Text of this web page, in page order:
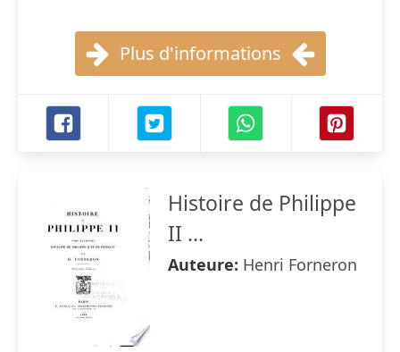
Plus d'informations
Histoire de Philippe
II ...
Auteure: Henri Forneron